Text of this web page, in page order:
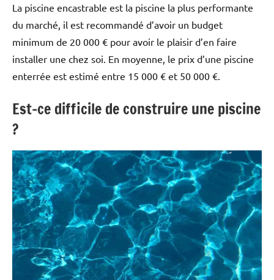
La piscine encastrable est la piscine la plus performante
du marché, il est recommandé d’avoir un budget
minimum de 20 000 € pour avoir le plaisir d’en faire
installer une chez soi. En moyenne, le prix d’une piscine
enterrée est estimé entre 15 000 € et 50 000 €.
Est-ce difficile de construire une piscine
?